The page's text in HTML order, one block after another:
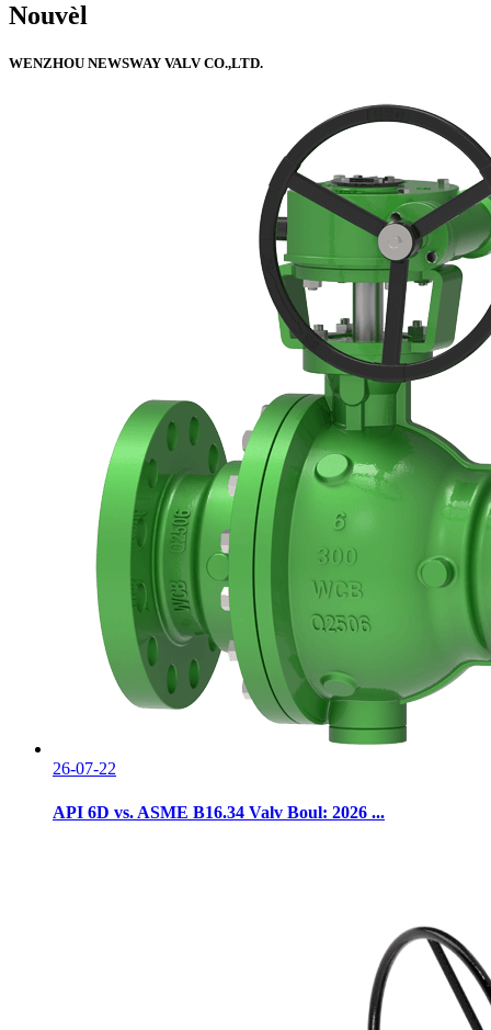
Nouvèl
WENZHOU NEWSWAY VALV CO.,LTD.
26-07-22
API 6D vs. ASME B16.34 Valv Boul: 2026 ...